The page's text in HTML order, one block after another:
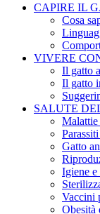
CAPIRE IL
Cosa
VIVERE
Il gatto
Il gatto
SALUTE
Malattie
Gatto
Igiene e
Vaccini
Obesità